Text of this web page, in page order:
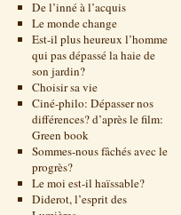
De l’inné à l’acquis
Le monde change
Est-il plus heureux l’homme
qui pas dépassé la haie de
son jardin?
Choisir sa vie
Ciné-philo: Dépasser nos
différences? d’après le film:
Green book
Sommes-nous fâchés avec le
progrès?
Le moi est-il haïssable?
Diderot, l’esprit des